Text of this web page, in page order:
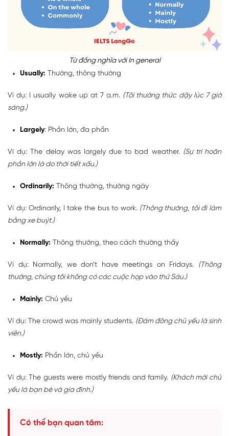
Từ đồng nghĩa với In general
Usually: Thường, thông thường
Ví dụ: I usually wake up at 7 a.m. (Tôi thường thức dậy lúc 7 giờ
sáng.)
Largely: Phần lớn, đa phần
Ví dụ: The delay was largely due to bad weather. (Sự trì hoãn
phần lớn là do thời tiết xấu.)
Ordinarily: Thông thường, thường ngày
Ví dụ: Ordinarily, I take the bus to work.(Thông thường, tôi đi làm
bằng xe buýt.)
Normally: Thông thường, theo cách thường thấy
Ví dụ: Normally, we don’t have meetings on Fridays. (Thông
thường, chúng tôi không có các cuộc họp vào thứ Sáu.)
Mainly: Chủ yếu
Ví dụ: The crowd was mainly students. (Đám đông chủ yếu là sinh
viên.)
Mostly: Phần lớn, chủ yếu
Ví dụ: The guests were mostly friends and family. (Khách mời chủ
yếu là bạn bè và gia đình.)
Có thể bạn quan tâm: